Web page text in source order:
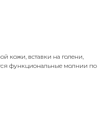
кожи, вставки на голени,
функциональные молнии по